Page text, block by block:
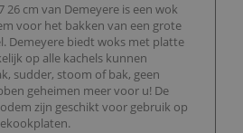
26 cm van Demeyere is een wok
voor het bakken van een grote
Demeyere biedt woks met platte
op alle kachels kunnen
sudder, stoom of bak, geen
geheimen meer voor u! De
zijn geschikt voor gebruik op